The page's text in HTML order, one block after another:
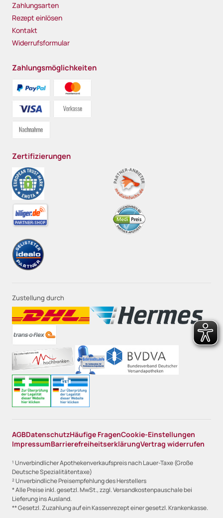
Zahlungsarten
Rezept einlösen
Kontakt
Widerrufsformular
Zahlungsmöglichkeiten
Zertifizierungen
Zustellung durch
AGBDatenschutzHäufige FragenCookie-Einstellungen
ImpressumBarrierefreiheitserklärungVertrag widerrufen
¹ Unverbindlicher Apothekenverkaufspreis nach Lauer-Taxe (Große
Deutsche Spezialitätentaxe)
² Unverbindliche Preisempfehlung des Herstellers
* Alle Preise inkl. gesetzl. MwSt., zzgl. Versandkostenpauschale bei
Lieferung ins Ausland.
** Gesetzl. Zuzahlung auf ein Kassenrezept einer gesetzl. Krankenkasse.